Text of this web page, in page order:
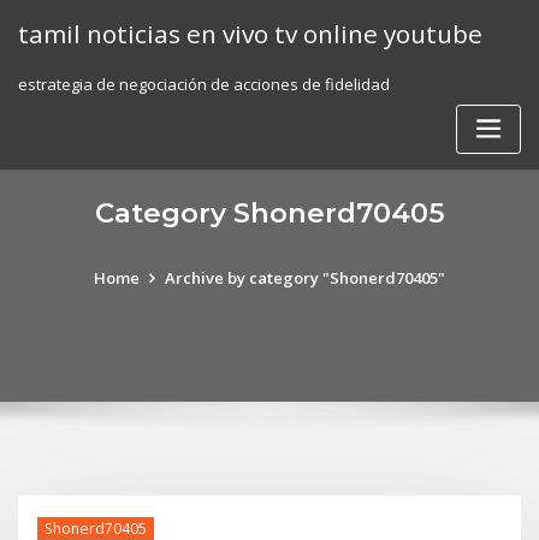
tamil noticias en vivo tv online youtube
estrategia de negociación de acciones de fidelidad
Category Shonerd70405
Home Archive by category "Shonerd70405"
Shonerd70405